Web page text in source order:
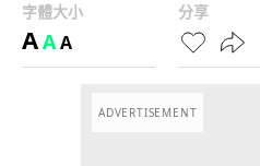
字體大小
AAA
分享
ADVERTISEMENT